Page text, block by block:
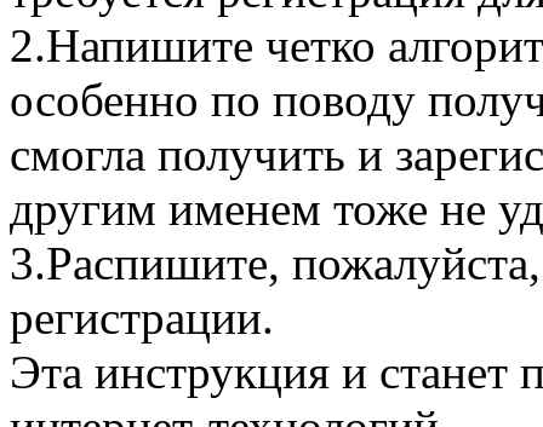
2.Напишите четко
особенно по поводу
смогла получить и
другим именем тоже не
3.Распишите,
регистрации.
Эта инструкция и